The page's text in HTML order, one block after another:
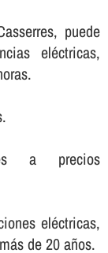
puede
eléctricas,
a precios
eléctricas,
de 20 años.